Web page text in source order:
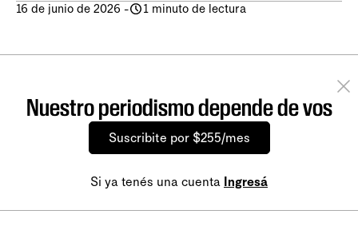
16 de junio de 2026 - 1 minuto de lectura
Nuestro periodismo depende de vos
Suscribite por $255/mes
Si ya tenés una cuenta Ingresá